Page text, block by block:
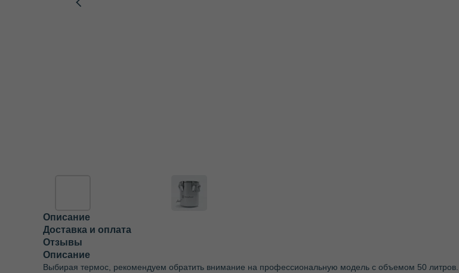
Описание
Доставка и оплата
Отзывы
Описание
Выбирая термос, рекомендуем обратить внимание на профессиональную модель с объемом 50